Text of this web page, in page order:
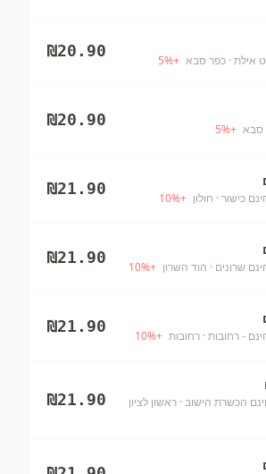
אילת · כפר סבא +
5%
₪20.90
סבא +
5%
₪20.90
כישור · חולון +
10%
₪21.90
שרונים · הוד השרון +
10%
₪21.90
- רחובות · רחובות +
10%
₪21.90
הכשרת הישוב· ראשון לציון
₪21.90